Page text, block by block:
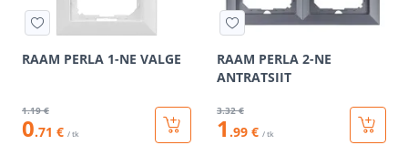
RAAM PERLA 1-NE VALGE
1.19 €
0.71 € / tk
RAAM PERLA 2-NE
ANTRATSIIT
3.32 €
1 .99 € / tk